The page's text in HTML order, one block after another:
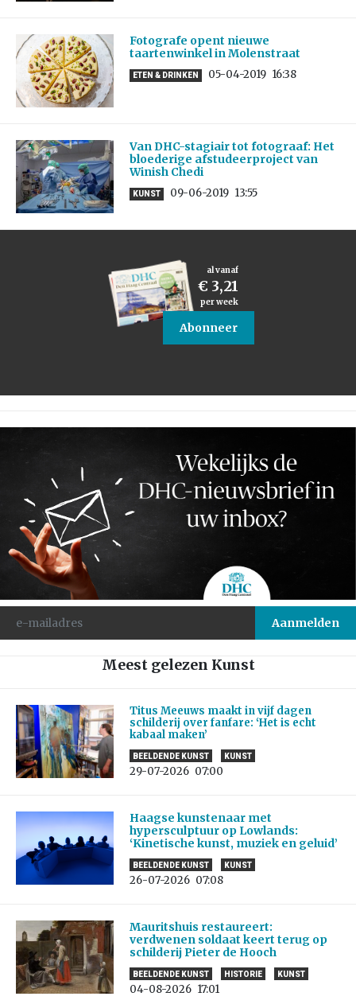
Fotografe opent nieuwe
taartenwinkel in Molenstraat
ETEN & DRINKEN 05-04-2019 16:38
Van DHC-stagiair tot fotograaf: Het
bloederige afstudeerproject van
Winish Chedi
KUNST 09-06-2019 13:55
al vanaf
€ 3,21
per week
Abonneer
Meest gelezen Kunst
Titus Meeuws maakt in vijf dagen
schilderij over fanfare: ‘Het is echt
kabaal maken’
BEELDENDE KUNST KUNST
29-07-2026 07:00
Haagse kunstenaar met
hypersculptuur op Lowlands:
‘Kinetische kunst, muziek en geluid’
BEELDENDE KUNST KUNST
26-07-2026 07:08
Mauritshuis restaureert:
verdwenen soldaat keert terug op
schilderij Pieter de Hooch
BEELDENDE KUNST HISTORIE KUNST
04-08-2026 17:01